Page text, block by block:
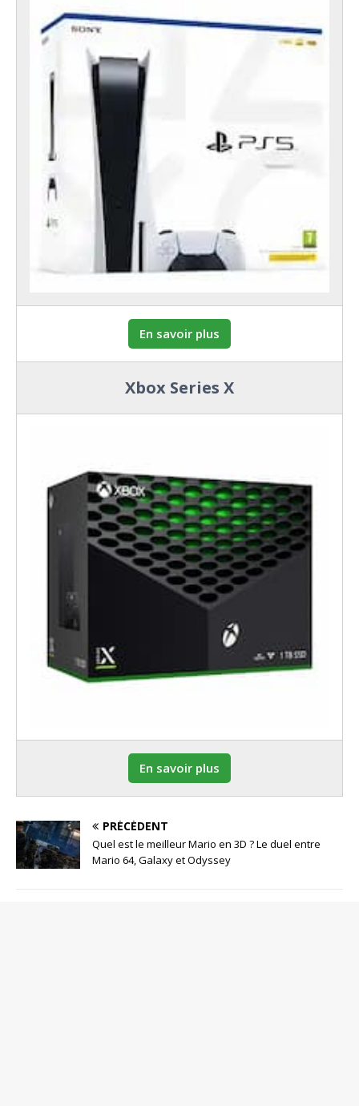
En savoir plus
Xbox Series X
En savoir plus
PRÉCÉDENT
Quel est le meilleur Mario en 3D ? Le duel entre
Mario 64, Galaxy et Odyssey